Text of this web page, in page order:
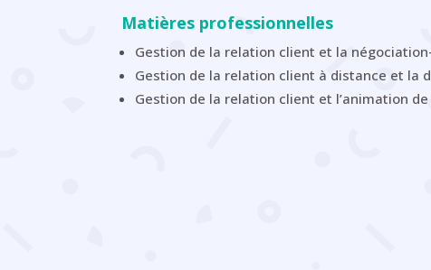
Matières professionnelles
Gestion de la relation client et la
Gestion de la relation client à distance et la
Gestion de la relation client et l’animation